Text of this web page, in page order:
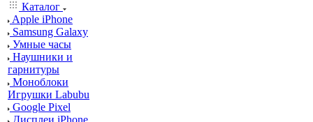
Каталог
Apple iPhone
Samsung Galaxy
Умные часы
Наушники и
гарнитуры
Моноблоки
Игрушки Labubu
Google Pixel
Дисплеи iPhone